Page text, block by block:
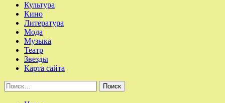
Культура
Кино
Литература
Мода
Музыка
Театр
Звезды
Карта сайта
Найти: